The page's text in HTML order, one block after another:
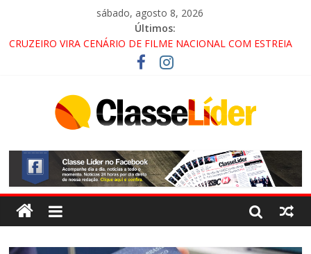
sábado, agosto 8, 2026
Últimos:
CRUZEIRO VIRA CENÁRIO DE FILME NACIONAL COM ESTREIA
PROMOTOR DO GAECO
ACESSO À APARECIDA NA DUTRA SERÁ BLOQUEADO NO FIM
ALTERNATIVAS
LORENA, PINDAMONHANGABA E QUELUZ NA RETA FINAL
PELA FÁBRICA DA COCA-COLA!